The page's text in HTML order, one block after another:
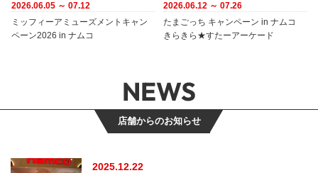
2026.06.05 ～ 07.12
ミッフィーアミューズメントキャン
ペーン2026 in ナムコ
2026.06.12 ～ 07.26
たまごっち キャンペーン in ナムコ
きらきら★すたーアーケード
店舗からのお知らせ
NEWS
2025.12.22